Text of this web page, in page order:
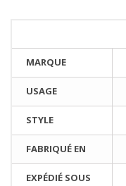
MARQUE
USAGE
STYLE
FABRIQUÉ EN
EXPÉDIÉ SOUS